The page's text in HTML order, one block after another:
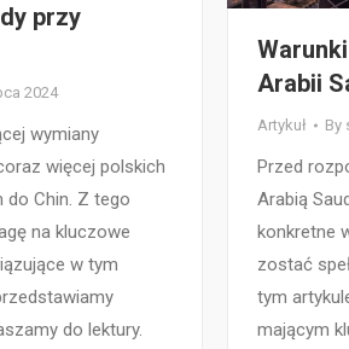
przy
2024
wymiany
więcej polskich
do Chin. Z tego
na kluczowe
w tym
do lektury.
Arabii
Artykuł By
Przed
Arabią
konkretne
zostać
tym
mającym